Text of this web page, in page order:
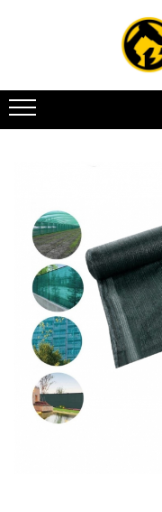
Toate Produsele
Vehicule electrice
Atv
Motocross
Piese de schimb
Scutere electrice
Scutere pe benzina
Tricicluri cargo fara
Tricicluri persoane
Trotinete electrice
Biciclete, trotinete,